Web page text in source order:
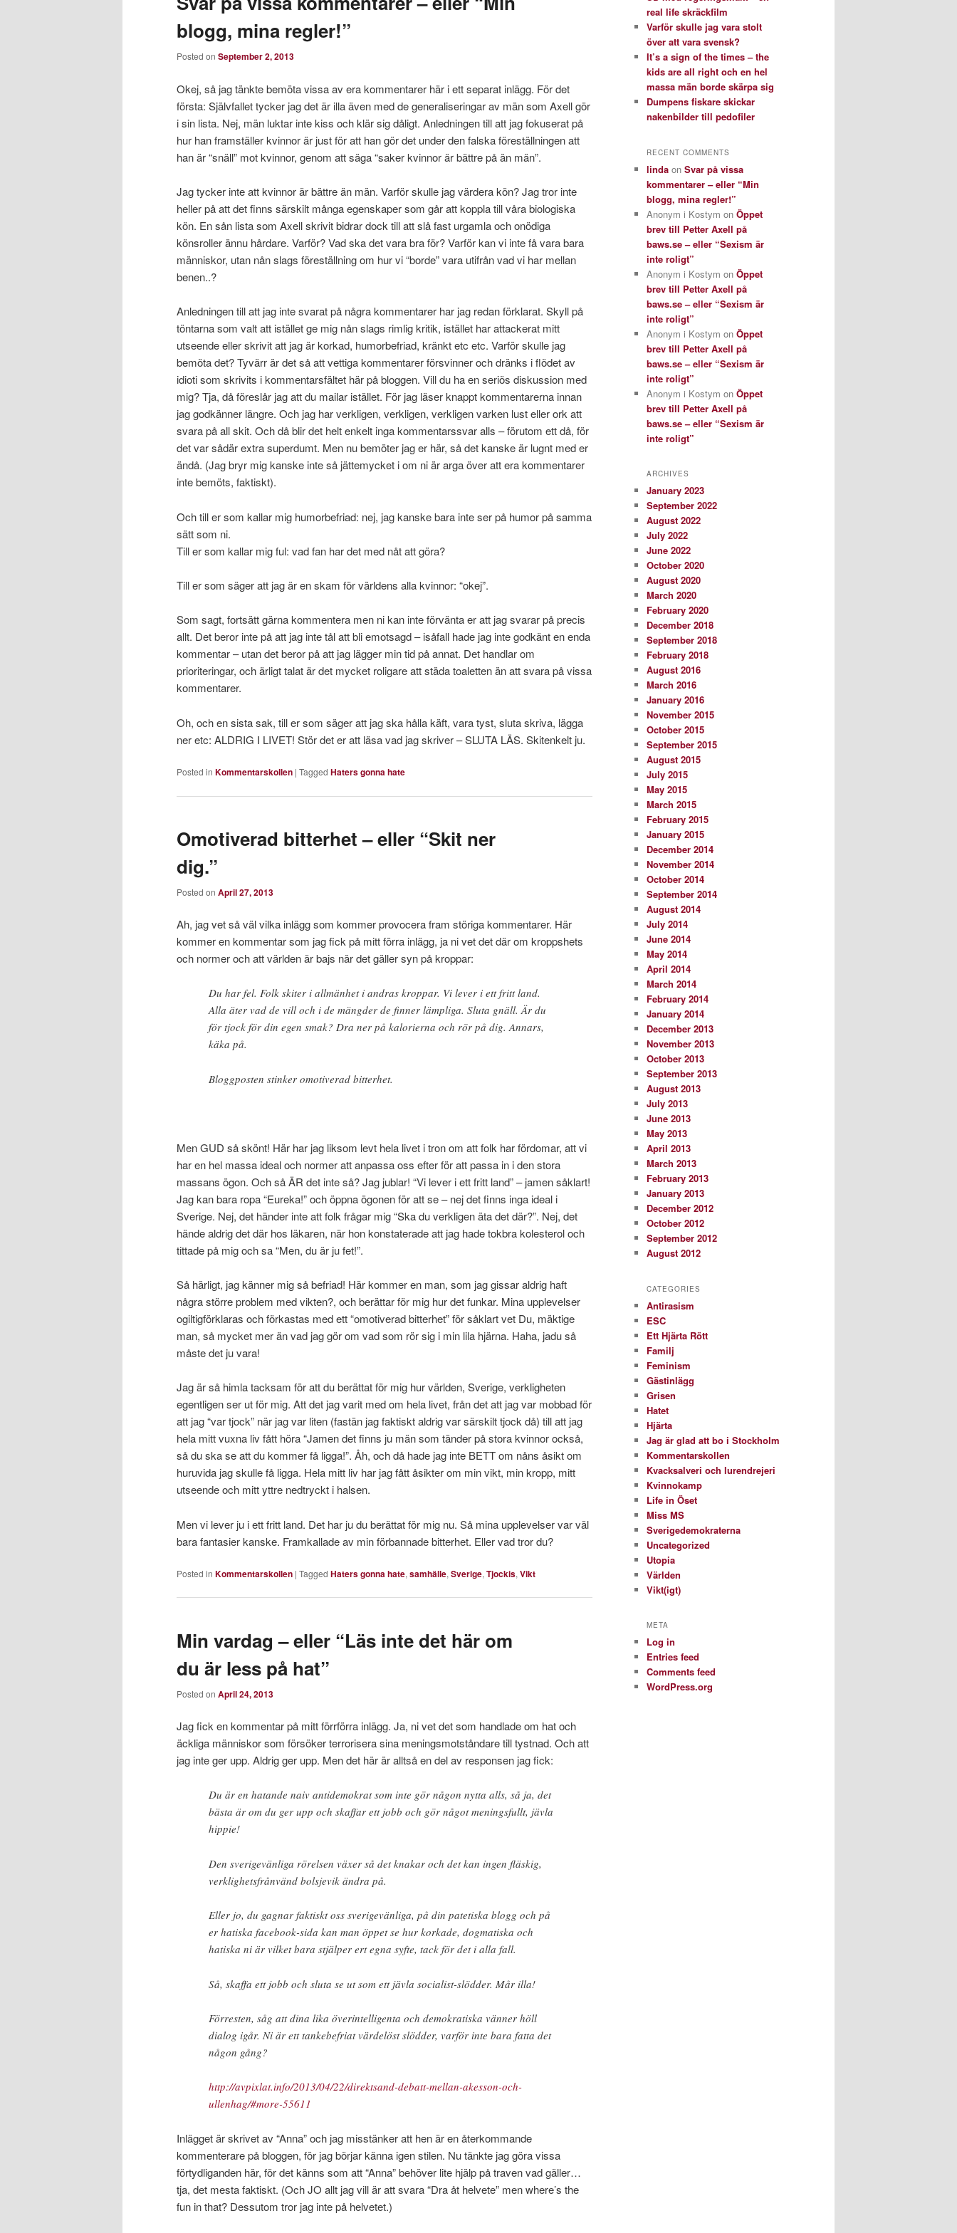
blogg, mina regler!”
Posted on September 2, 2013
Okej, så jag tänkte bemöta vissa av era kommentarer här i ett separat inlägg. För det
första: Självfallet tycker jag det är illa även med de generaliseringar av män som Axell gör
i sin lista. Nej, män luktar inte kiss och klär sig dåligt. Anledningen till att jag fokuserat på
hur han framställer kvinnor är just för att han gör det under den falska föreställningen att
han är “snäll” mot kvinnor, genom att säga “saker kvinnor är bättre på än män”.
Jag tycker inte att kvinnor är bättre än män. Varför skulle jag värdera kön? Jag tror inte
heller på att det finns särskilt många egenskaper som går att koppla till våra biologiska
kön. En sån lista som Axell skrivit bidrar dock till att slå fast urgamla och onödiga
könsroller ännu hårdare. Varför? Vad ska det vara bra för? Varför kan vi inte få vara bara
människor, utan nån slags föreställning om hur vi “borde” vara utifrån vad vi har mellan
benen..?
Anledningen till att jag inte svarat på några kommentarer har jag redan förklarat. Skyll på
töntarna som valt att istället ge mig nån slags rimlig kritik, istället har attackerat mitt
utseende eller skrivit att jag är korkad, humorbefriad, kränkt etc etc. Varför skulle jag
bemöta det? Tyvärr är det så att vettiga kommentarer försvinner och dränks i flödet av
idioti som skrivits i kommentarsfältet här på bloggen. Vill du ha en seriös diskussion med
mig? Tja, då föreslår jag att du mailar istället. För jag läser knappt kommentarerna innan
jag godkänner längre. Och jag har verkligen, verkligen, verkligen varken lust eller ork att
svara på all skit. Och då blir det helt enkelt inga kommentarssvar alls – förutom ett då, för
det var sådär extra superdumt. Men nu bemöter jag er här, så det kanske är lugnt med er
ändå. (Jag bryr mig kanske inte så jättemycket i om ni är arga över att era kommentarer
inte bemöts, faktiskt).
Och till er som kallar mig humorbefriad: nej, jag kanske bara inte ser på humor på samma
sätt som ni.
Till er som kallar mig ful: vad fan har det med nåt att göra?
Till er som säger att jag är en skam för världens alla kvinnor: “okej”.
Som sagt, fortsätt gärna kommentera men ni kan inte förvänta er att jag svarar på precis
allt. Det beror inte på att jag inte tål att bli emotsagd – isåfall hade jag inte godkänt en enda
kommentar – utan det beror på att jag lägger min tid på annat. Det handlar om
prioriteringar, och ärligt talat är det mycket roligare att städa toaletten än att svara på vissa
kommentarer.
Oh, och en sista sak, till er som säger att jag ska hålla käft, vara tyst, sluta skriva, lägga
ner etc: ALDRIG I LIVET! Stör det er att läsa vad jag skriver – SLUTA LÄS. Skitenkelt ju.
Posted in Kommentarskollen | Tagged Haters gonna hate
Omotiverad bitterhet – eller “Skit ner
dig.”
Posted on April 27, 2013
Ah, jag vet så väl vilka inlägg som kommer provocera fram störiga kommentarer. Här
kommer en kommentar som jag fick på mitt förra inlägg, ja ni vet det där om kroppshets
och normer och att världen är bajs när det gäller syn på kroppar:
Du har fel. Folk skiter i allmänhet i andras kroppar. Vi lever i ett fritt land.
Alla äter vad de vill och i de mängder de finner lämpliga. Sluta gnäll. Är du
för tjock för din egen smak? Dra ner på kalorierna och rör på dig. Annars,
käka på.
Bloggposten stinker omotiverad bitterhet.
Men GUD så skönt! Här har jag liksom levt hela livet i tron om att folk har fördomar, att vi
har en hel massa ideal och normer att anpassa oss efter för att passa in i den stora
massans ögon. Och så ÄR det inte så? Jag jublar! “Vi lever i ett fritt land” – jamen såklart!
Jag kan bara ropa “Eureka!” och öppna ögonen för att se – nej det finns inga ideal i
Sverige. Nej, det händer inte att folk frågar mig “Ska du verkligen äta det där?”. Nej, det
hände aldrig det där hos läkaren, när hon konstaterade att jag hade tokbra kolesterol och
tittade på mig och sa “Men, du är ju fet!”.
Så härligt, jag känner mig så befriad! Här kommer en man, som jag gissar aldrig haft
några större problem med vikten?, och berättar för mig hur det funkar. Mina upplevelser
ogiltigförklaras och förkastas med ett “omotiverad bitterhet” för såklart vet Du, mäktige
man, så mycket mer än vad jag gör om vad som rör sig i min lila hjärna. Haha, jadu så
måste det ju vara!
Jag är så himla tacksam för att du berättat för mig hur världen, Sverige, verkligheten
egentligen ser ut för mig. Att det jag varit med om hela livet, från det att jag var mobbad för
att jag “var tjock” när jag var liten (fastän jag faktiskt aldrig var särskilt tjock då) till att jag
hela mitt vuxna liv fått höra “Jamen det finns ju män som tänder på stora kvinnor också,
så du ska se att du kommer få ligga!”. Åh, och då hade jag inte BETT om nåns åsikt om
huruvida jag skulle få ligga. Hela mitt liv har jag fått åsikter om min vikt, min kropp, mitt
utseende och mitt yttre nedtryckt i halsen.
Men vi lever ju i ett fritt land. Det har ju du berättat för mig nu. Så mina upplevelser var väl
bara fantasier kanske. Framkallade av min förbannade bitterhet. Eller vad tror du?
Posted in Kommentarskollen | Tagged Haters gonna hate, samhälle, Sverige, Tjockis, Vikt
Min vardag – eller “Läs inte det här om
du är less på hat”
Posted on April 24, 2013
Jag fick en kommentar på mitt förrförra inlägg. Ja, ni vet det som handlade om hat och
äckliga människor som försöker terrorisera sina meningsmotståndare till tystnad. Och att
jag inte ger upp. Aldrig ger upp. Men det här är alltså en del av responsen jag fick:
Du är en hatande naiv antidemokrat som inte gör någon nytta alls, så ja, det
bästa är om du ger upp och skaffar ett jobb och gör något meningsfullt, jävla
hippie!
Den sverigevänliga rörelsen växer så det knakar och det kan ingen fläskig,
verklighetsfrånvänd bolsjevik ändra på.
Eller jo, du gagnar faktiskt oss sverigevänliga, på din patetiska blogg och på
er hatiska facebook-sida kan man öppet se hur korkade, dogmatiska och
hatiska ni är vilket bara stjälper ert egna syfte, tack för det i alla fall.
Så, skaffa ett jobb och sluta se ut som ett jävla socialist-slödder. Mår illa!
Förresten, såg att dina lika överintelligenta och demokratiska vänner höll
dialog igår. Ni är ett tankebefriat värdelöst slödder, varför inte bara fatta det
någon gång?
http://avpixlat.info/2013/04/22/direktsand-debatt-mellan-akesson-och-
ullenhag/#more-55611
Inlägget är skrivet av “Anna” och jag misstänker att hen är en återkommande
kommenterare på bloggen, för jag börjar känna igen stilen. Nu tänkte jag göra vissa
förtydliganden här, för det känns som att “Anna” behöver lite hjälp på traven vad gäller…
tja, det mesta faktiskt. (Och JO allt jag vill är att svara “Dra åt helvete” men where’s the
fun in that? Dessutom tror jag inte på helvetet.)
real life skräckfilm
Varför skulle jag vara stolt
över att vara svensk?
It’s a sign of the times – the
kids are all right och en hel
massa män borde skärpa sig
Dumpens fiskare skickar
nakenbilder till pedofiler
RECENT COMMENTS
linda on Svar på vissa
kommentarer – eller “Min
blogg, mina regler!”
Anonym i Kostym on Öppet
brev till Petter Axell på
baws.se – eller “Sexism är
inte roligt”
Anonym i Kostym on Öppet
brev till Petter Axell på
baws.se – eller “Sexism är
inte roligt”
Anonym i Kostym on Öppet
brev till Petter Axell på
baws.se – eller “Sexism är
inte roligt”
Anonym i Kostym on Öppet
brev till Petter Axell på
baws.se – eller “Sexism är
inte roligt”
ARCHIVES
January 2023
September 2022
August 2022
July 2022
June 2022
October 2020
August 2020
March 2020
February 2020
December 2018
September 2018
February 2018
August 2016
March 2016
January 2016
November 2015
October 2015
September 2015
August 2015
July 2015
May 2015
March 2015
February 2015
January 2015
December 2014
November 2014
October 2014
September 2014
August 2014
July 2014
June 2014
May 2014
April 2014
March 2014
February 2014
January 2014
December 2013
November 2013
October 2013
September 2013
August 2013
July 2013
June 2013
May 2013
April 2013
March 2013
February 2013
January 2013
December 2012
October 2012
September 2012
August 2012
CATEGORIES
Antirasism
ESC
Ett Hjärta Rött
Familj
Feminism
Gästinlägg
Grisen
Hatet
Hjärta
Jag är glad att bo i Stockholm
Kommentarskollen
Kvacksalveri och lurendrejeri
Kvinnokamp
Life in Öset
Miss MS
Sverigedemokraterna
Uncategorized
Utopia
Världen
Vikt(igt)
META
Log in
Entries feed
Comments feed
WordPress.org